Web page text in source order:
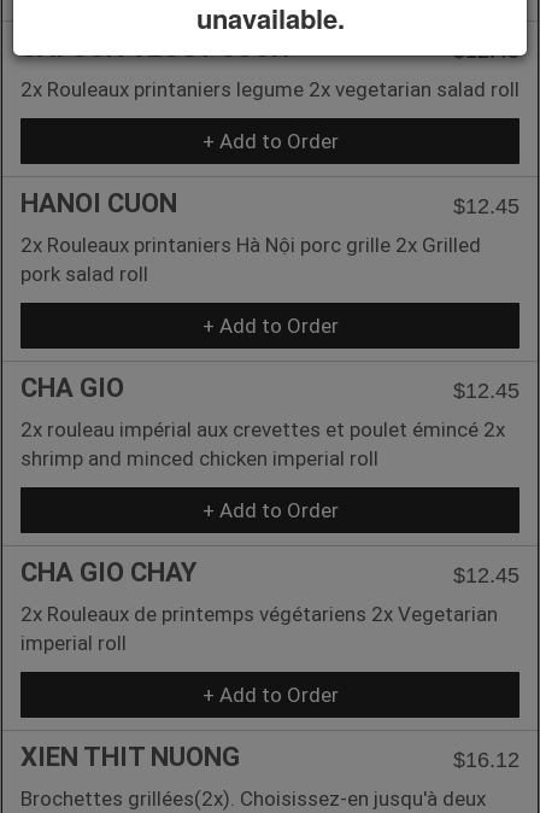
$12.45
2x Rouleaux printaniers legume 2x vegetarian salad roll
+ Add to Order
HANOI CUON
$12.45
2x Rouleaux printaniers Hà Nội porc grille 2x Grilled
pork salad roll
+ Add to Order
CHA GIO
$12.45
2x rouleau impérial aux crevettes et poulet émincé 2x
shrimp and minced chicken imperial roll
+ Add to Order
CHA GIO CHAY
$12.45
2x Rouleaux de printemps végétariens 2x Vegetarian
imperial roll
+ Add to Order
XIEN THIT NUONG
$16.12
Brochettes grillées(2x). Choisissez-en jusqu'à deux
unavailable.